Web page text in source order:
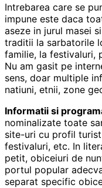
Intrebarea care se
impune este daca
aseze in jurul masei
traditii la sarbatorile
familie, la festivaluri,
Nu am gasit pe
sens, doar multiple
natiuni, etnii, zone
Informatii si
nominalizate toate
site-uri cu profil
festivaluri, etc. In
petit, obiceiuri de
portul popular
separat specific